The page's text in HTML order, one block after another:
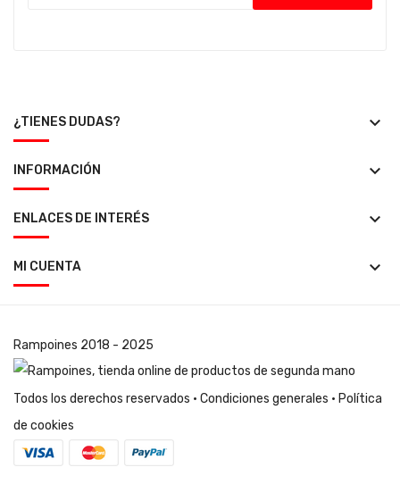
¿TIENES DUDAS? keyboard_arrow_down
INFORMACIÓN keyboard_arrow_down
ENLACES DE INTERÉS keyboard_arrow_down
MI CUENTA keyboard_arrow_down
Rampoines 2018 - 2025
Todos los derechos reservados · Condiciones generales · Política
de cookies